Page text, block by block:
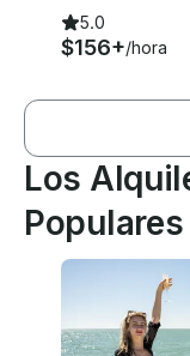
5.0
$156+/hora
Los